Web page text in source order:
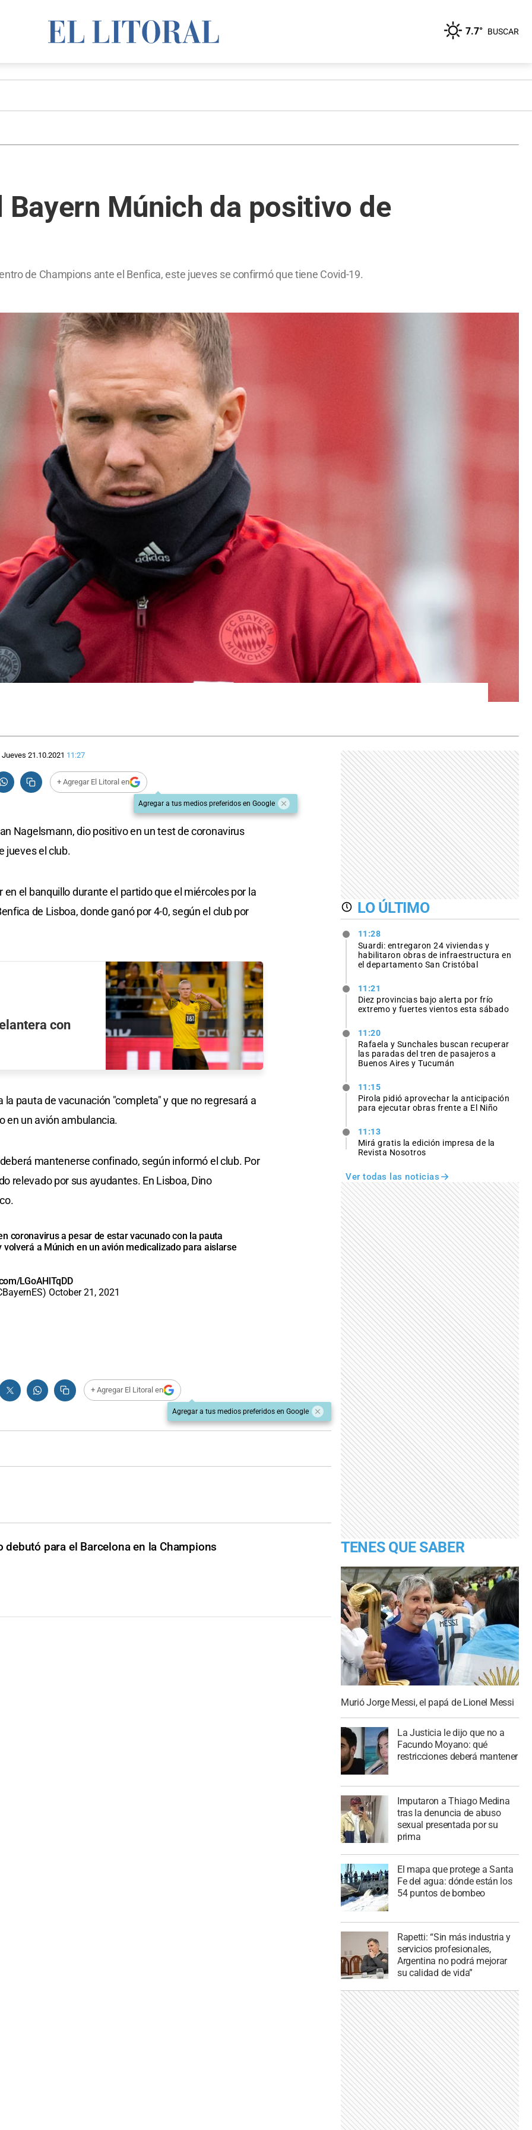
7.7° BUSCAR
Bayern Múnich da positivo de
de Champions ante el Benfica, este jueves se confirmó que tiene Covid-19.
Jueves 21.10.2021 11:27
+ Agregar El Litoral en
Agregar a tus medios preferidos en Google
Nagelsmann, dio positivo en un test de coronavirus
jueves el club.
el banquillo durante el partido que el miércoles por la
de Lisboa, donde ganó por 4-0, según el club por
con
pauta de vacunación "completa" y que no regresará a
en un avión ambulancia.
mantenerse confinado, según informó el club. Por
relevado por sus ayudantes. En Lisboa, Dino
coronavirus a pesar de estar vacunado con la pauta
a Múnich en un avión medicalizado para aislarse
LGoAHlTqDD
October 21, 2021
+ Agregar El Litoral en
Agregar a tus medios preferidos en Google
debutó para el Barcelona en la Champions
LO ÚLTIMO
11:28
Suardi: entregaron 24 viviendas y
habilitaron obras de infraestructura en
el departamento San Cristóbal
11:21
Diez provincias bajo alerta por frío
extremo y fuertes vientos esta sábado
11:20
Rafaela y Sunchales buscan recuperar
las paradas del tren de pasajeros a
Buenos Aires y Tucumán
11:15
Pirola pidió aprovechar la anticipación
para ejecutar obras frente a El Niño
11:13
Mirá gratis la edición impresa de la
Revista Nosotros
Ver todas las noticias
TENES QUE SABER
Murió Jorge Messi, el papá de Lionel Messi
La Justicia le dijo que no a
Facundo Moyano: qué
restricciones deberá mantener
Imputaron a Thiago Medina
tras la denuncia de abuso
sexual presentada por su
prima
El mapa que protege a Santa
Fe del agua: dónde están los
54 puntos de bombeo
Rapetti: “Sin más industria y
servicios profesionales,
Argentina no podrá mejorar
su calidad de vida”